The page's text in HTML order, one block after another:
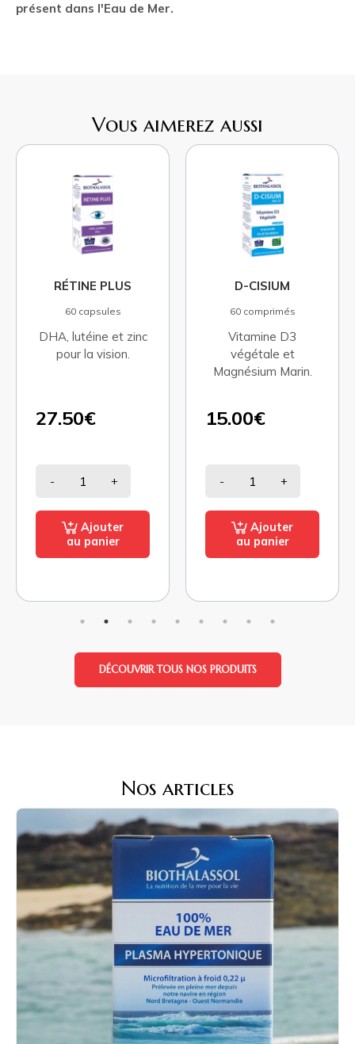
présent dans l'Eau de Mer.
Vous aimerez aussi
RÉTINE PLUS
60 capsules
DHA, lutéine et zinc
pour la vision.
27.50€
- +
Ajouter
au panier
D-CISIUM
60 comprimés
Vitamine D3
végétale et
Magnésium Marin.
15.00€
- +
Ajouter
au panier
DÉCOUVRIR TOUS NOS PRODUITS
Nos articles